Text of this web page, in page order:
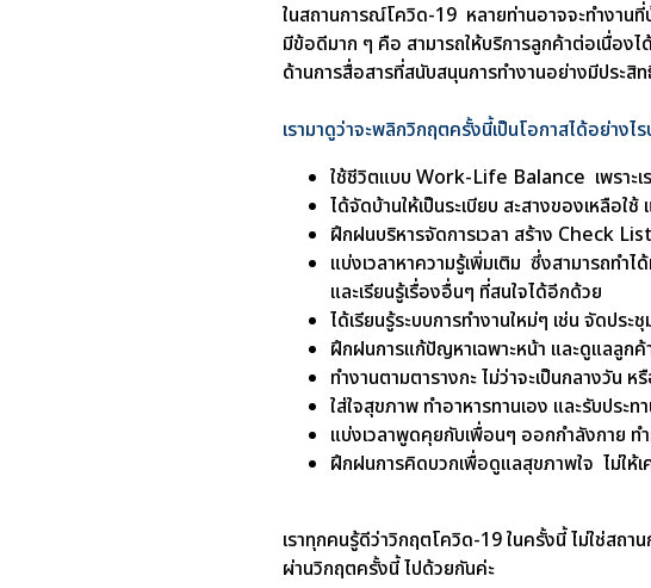
ในสถานการณ์โควิด-19 หลายท่านอาจจะทำงา
มีข้อดีมาก ๆ คือ สามารถให้บริการลูกค้าต่อเนื่องไ
ด้านการสื่อสารที่สนับสนุนการทำงานอย่างมีประสิ
เรามาดูว่าจะพลิกวิกฤตครั้งนี้เป็นโอกาสได้อย่างไร
ใช้ชีวิตแบบ Work-Life Balance เพราะเ
ได้จัดบ้านให้เป็นระเบียบ สะสางของเหลือใ
ฝึกฝนบริหารจัดการเวลา สร้าง Check
แบ่งเวลาหาความรู้เพิ่มเติม ซึ่งสามารถท
และเรียนรู้เรื่องอื่นๆ ที่สนใจได้อีกด้วย
ได้เรียนรู้ระบบการทำงานใหม่ๆ เช่น จัดปร
ฝึกฝนการแก้ปัญหาเฉพาะหน้า และดูแลลูก
ทำงานตามตารางกะ ไม่ว่าจะเป็นกลางวัน
ใส่ใจสุขภาพ ทำอาหารทานเอง และรับประท
แบ่งเวลาพูดคุยกับเพื่อนๆ ออกกำลังกาย
ฝึกฝนการคิดบวกเพื่อดูแลสุขภาพใจ ไม่ให้เ
เราทุกคนรู้ดีว่าวิกฤตโควิด-19 ในครั้งนี้ ไม่ใช่สถ
ผ่านวิกฤตครั้งนี้ ไปด้วยกันค่ะ